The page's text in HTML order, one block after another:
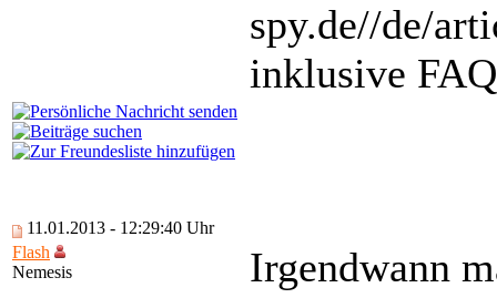
spy.de//de/
inklusive
11.01.2013 - 12:29:40 Uhr
Flash
Nemesis
Irgendwann